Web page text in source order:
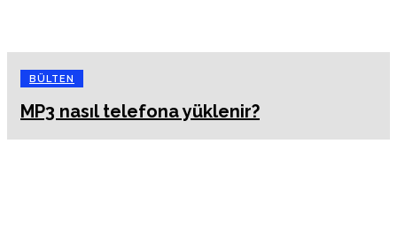
BÜLTEN
MP3 nasıl telefona yüklenir?